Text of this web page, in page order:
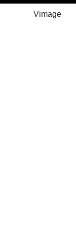
Vimage